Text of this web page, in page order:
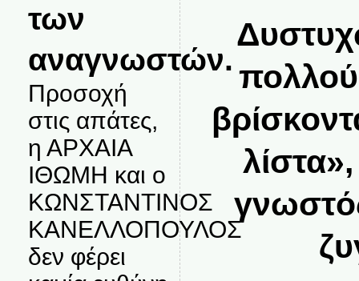
των
αναγνωστών.
Προσοχή
στις απάτες,
η ΑΡΧΑΙΑ
ΙΘΩΜΗ και ο
ΚΩΝΣΤΑΝΤΙΝΟΣ
ΚΑΝΕΛΛΟΠΟΥΛΟΣ
δεν φέρει